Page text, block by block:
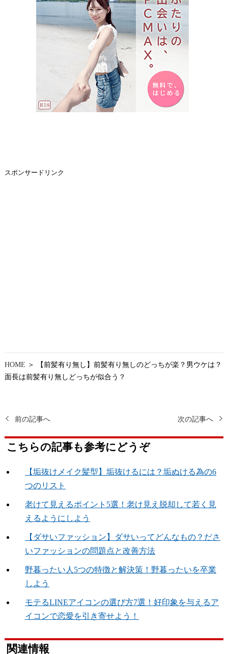
スポンサードリンク
HOME ＞ 【前髪有り無し】前髪有り無しのどっちが楽？男ウケは？
面長は前髪有り無しどっちが似合う？
前の記事へ 次の記事へ
こちらの記事も参考にどうぞ
【垢抜けメイク髪型】垢抜けるには？垢ぬける為の6
つのリスト
老けて見えるポイント5選！老け見え脱却して若く見
えるようにしよう
【ダサいファッション】ダサいってどんなもの？ださ
いファッションの問題点と改善方法
野暮ったい人5つの特徴と解決策！野暮ったいを卒業
しよう
モテるLINEアイコンの選び方7選！好印象を与えるア
イコンで恋愛を引き寄せよう！
関連情報